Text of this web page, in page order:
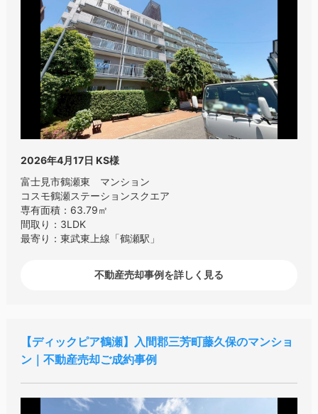
2026年4月17日 KS様
富士見市鶴瀬東 マンション
コスモ鶴瀬ステーションスクエア
専有面積：63.79㎡
間取り：3LDK
最寄り：東武東上線「鶴瀬駅」
不動産売却事例を詳しく見る
ディックピア鶴瀬
入間郡三芳町藤久保のマンショ
ン｜不動産売却ご成約事例